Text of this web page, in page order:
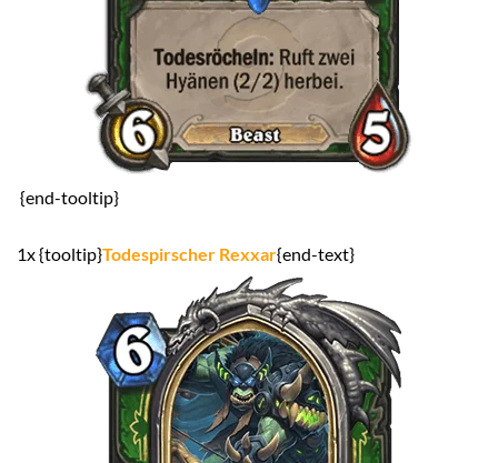
{end-tooltip}
1x {tooltip}Todespirscher Rexxar{end-text}